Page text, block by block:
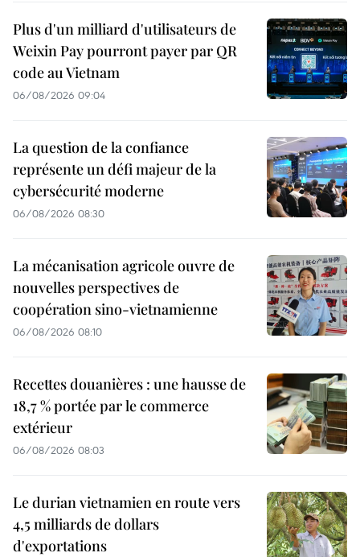
Plus d'un milliard d'utilisateurs de
Weixin Pay pourront payer par QR
code au Vietnam
06/08/2026 09:04
La question de la confiance
représente un défi majeur de la
cybersécurité moderne
06/08/2026 08:30
La mécanisation agricole ouvre de
nouvelles perspectives de
coopération sino-vietnamienne
06/08/2026 08:10
Recettes douanières : une hausse de
18,7 % portée par le commerce
extérieur
06/08/2026 08:03
Le durian vietnamien en route vers
4,5 milliards de dollars
d'exportations